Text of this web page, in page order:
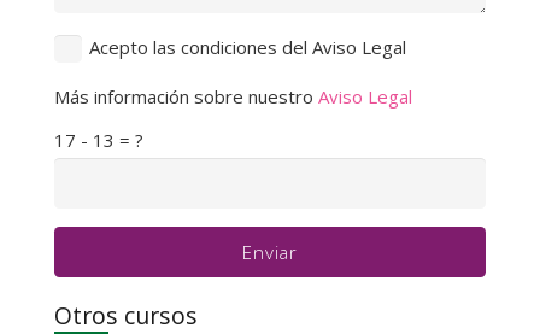
Acepto las condiciones del Aviso Legal
Más información sobre nuestro Aviso Legal
17 - 13 = ?
Enviar
Otros cursos